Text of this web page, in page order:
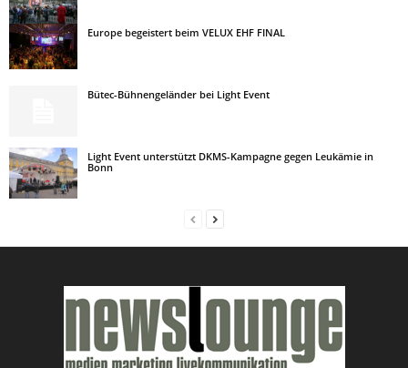
Europe begeistert beim VELUX EHF FINAL
Bütec-Bühnengeländer bei Light Event
Light Event unterstützt DKMS-Kampagne gegen Leukämie in
Bonn